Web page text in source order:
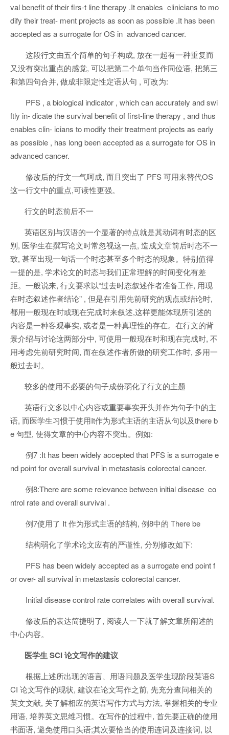
val benefit of their firs-t line therapy .It enables clinicians to mo
dify their treat- ment projects as soon as possible .It has been
accepted as a surrogate for OS in advanced cancer.
这段行文由五个简单的句子构成, 放在一起有一种重复而
又没有突出重点的感觉, 可以把第二个单句当作同位语, 把第三
和第四句合并, 做成非限定性定语从句 , 可改为:
PFS , a biological indicator , which can accurately and swi
ftly in- dicate the survival benefit of first-line therapy , and thus
enables clin- icians to modify their treatment projects as early
as possible , has long been accepted as a surrogate for OS in
advanced cancer.
修改后的行文一气呵成, 而且突出了 PFS 可用来替代OS
这一行文中的重点,可读性更强。
行文的时态前后不一
英语区别与汉语的一个显著的特点就是其动词有时态的区
别, 医学生在撰写论文时常忽视这一点, 造成文章前后时态不一
致, 甚至出现一句话一个时态甚至多个时态的现象。特别值得
一提的是, 学术论文的时态与我们正常理解的时间变化有差
距。一般说来, 行文要求以“过去时态叙述作者准备工作, 用现
在时态叙述作者结论” , 但是在引用先前研究的观点或结论时,
都用一般现在时或现在完成时来叙述,这样更能体现所引述的
内容是一种客观事实, 或者是一种真理性的存在。在行文的背
景介绍与讨论这两部分中, 可使用一般现在时和现在完成时, 不
用考虑先前研究时间, 而在叙述作者所做的研究工作时, 多用一
般过去时。
较多的使用不必要的句子成份弱化了行文的主题
英语行文多以中心内容或重要事实开头并作为句子中的主
语, 而医学生习惯于使用It作为形式主语的主语从句以及there b
e 句型, 使得文章的中心内容不突出。例如:
例7 :It has been widely accepted that PFS is a surrogate e
nd point for overall survival in metastasis colorectal cancer.
例8:There are some relevance between initial disease co
ntrol rate and overall survival .
例7使用了 It 作为形式主语的结构, 例8中的 There be
结构弱化了学术论文应有的严谨性, 分别修改如下:
PFS has been widely accepted as a surrogate end point f
or over- all survival in metastasis colorectal cancer.
Initial disease control rate correlates with overall survival.
修改后的表达简捷明了, 阅读人一下就了解文章所阐述的
中心内容。
医学生 SCI 论文写作的建议
根据上述所出现的语言、用语问题及医学生现阶段英语S
CI 论文写作的现状, 建议在论文写作之前, 先充分查问相关的
英文文献, 关了解相应的英语写作方式与方法, 掌握相关的专业
用语, 培养英文思维习惯。在写作的过程中, 首先要正确的使用
书面语, 避免使用口头语;其次要恰当的使用连词及连接词, 以